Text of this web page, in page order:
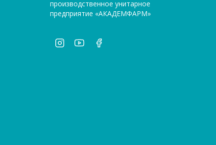
производственное унитарное
предприятие «АКАДЕМФАРМ»